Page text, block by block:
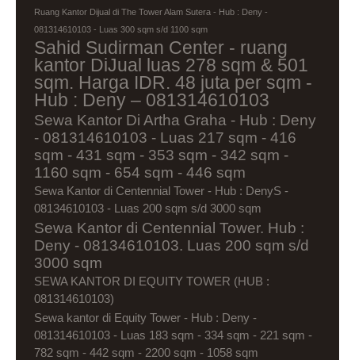
Ruang Kantor Dijual di The Tower Alam Sutera - Hub : Deny -
081314610103 - Luas 300 sqm s/d 1100 sqm
Sahid Sudirman Center - ruang
kantor DiJual luas 278 sqm & 501
sqm. Harga IDR. 48 juta per sqm -
Hub : Deny – 081314610103
Sewa Kantor Di Artha Graha - Hub : Deny
- 081314610103 - Luas 217 sqm - 416
sqm - 431 sqm - 353 sqm - 342 sqm -
1160 sqm - 654 sqm - 446 sqm
Sewa Kantor di Centennial Tower - Hub : DenyS -
08134610103 - Luas 200 sqm s/d 3000 sqm
Sewa Kantor di Centennial Tower. Hub :
Deny - 08134610103. Luas 200 sqm s/d
3000 sqm
SEWA KANTOR DI EQUITY TOWER (HUB :
081314610103)
Sewa kantor di Equity Tower - Hub : Deny -
081314610103 - Luas 183 sqm - 334 sqm - 221 sqm -
782 sqm - 442 sqm - 2200 sqm - 1058 sqm